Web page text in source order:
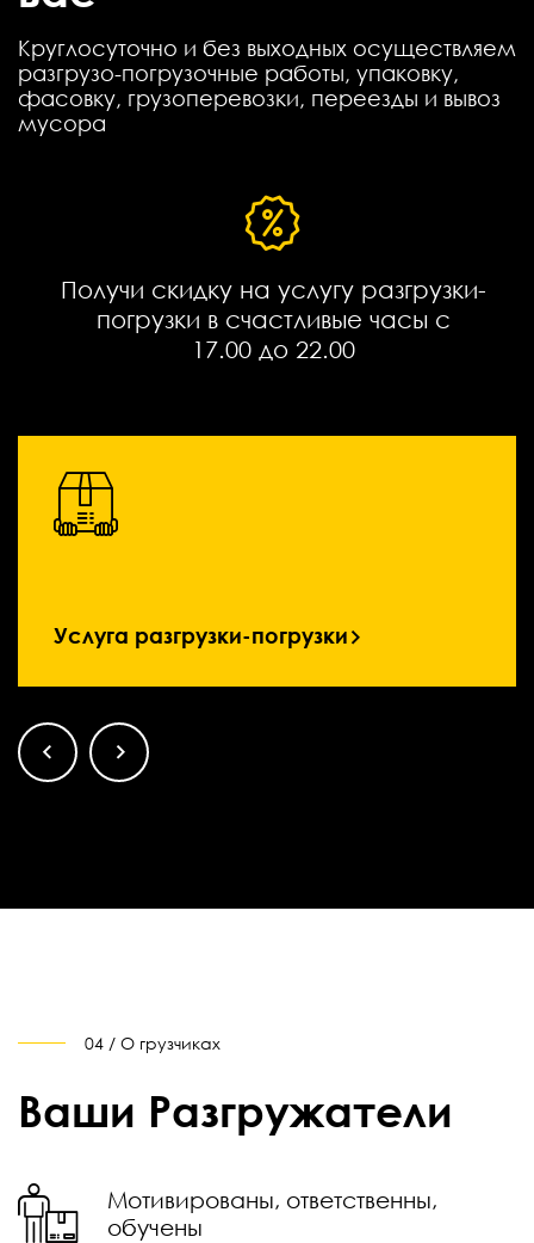
Круглосуточно и без выходных осуществляем
разгрузо-погрузочные работы, упаковку,
фасовку, грузоперевозки, переезды и вывоз
мусора
Получи скидку на услугу разгрузки-
погрузки в счастливые часы с
17.00 до 22.00
Услуга разгрузки-погрузки
04 / О грузчиках
Ваши Разгружатели
Мотивированы, ответственны,
обучены